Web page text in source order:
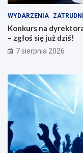
WYDARZENIA
Konkurs na
– zgłoś się już dziś!
7 sierpnia 2026